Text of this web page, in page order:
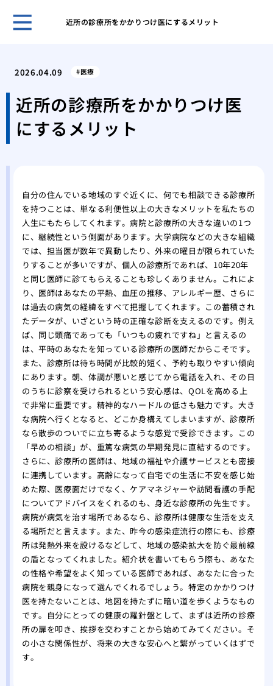
近所の診療所をかかりつけ医にするメリット
湿
透
ます
美
ト
2026.04.09 医療
近所の診療所をかかりつけ医
にするメリット
自分の住んでいる地域のすぐ近くに、何でも相談できる診療所
を持つことは、単なる利便性以上の大きなメリットを私たちの
人生にもたらしてくれます。病院と診療所の大きな違いの1つ
に、継続性という側面があります。大学病院などの大きな組織
では、担当医が数年で異動したり、外来の曜日が限られていた
りすることが多いですが、個人の診療所であれば、10年20年
と同じ医師に診てもらえることも珍しくありません。これによ
り、医師はあなたの平熱、血圧の推移、アレルギー歴、さらに
は過去の病気の経緯をすべて把握してくれます。この蓄積され
たデータが、いざという時の正確な診断を支えるのです。例え
ば、同じ頭痛であっても「いつもの疲れですね」と言えるの
は、平時のあなたを知っている診療所の医師だからこそです。
また、診療所は待ち時間が比較的短く、予約も取りやすい傾向
にあります。朝、体調が悪いと感じてから電話を入れ、その日
のうちに診察を受けられるという安心感は、QOLを高める上
で非常に重要です。精神的なハードルの低さも魅力です。大き
な病院へ行くとなると、どこか身構えてしまいますが、診療所
なら散歩のついでに立ち寄るような感覚で受診できます。この
「早めの相談」が、重篤な病気の早期発見に直結するのです。
さらに、診療所の医師は、地域の福祉や介護サービスとも密接
に連携しています。高齢になって自宅での生活に不安を感じ始
めた際、医療面だけでなく、ケアマネジャーや訪問看護の手配
についてアドバイスをくれるのも、身近な診療所の先生です。
病院が病気を治す場所であるなら、診療所は健康な生活を支え
る場所だと言えます。また、昨今の感染症流行の際にも、診療
所は発熱外来を設けるなどして、地域の感染拡大を防ぐ最前線
の盾となってくれました。紹介状を書いてもらう際も、あなた
の性格や希望をよく知っている医師であれば、あなたに合った
病院を親身になって選んでくれるでしょう。特定のかかりつけ
医を持たないことは、地図を持たずに暗い道を歩くようなもの
です。自分にとっての健康の羅針盤として、まずは近所の診療
所の扉を叩き、挨拶を交わすことから始めてみてください。そ
の小さな関係性が、将来の大きな安心へと繋がっていくはずで
す。